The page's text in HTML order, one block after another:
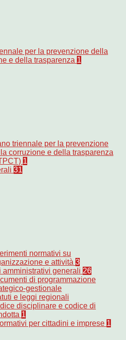
per la prevenzione della
e della trasparenza 1
triennale per la prevenzione
corruzione e della trasparenza
1
31
normativi su
e attività 3
amministrativi generali 26
di programmazione
gestionale
e leggi regionali
disciplinare e codice di
1
per cittadini e imprese 1